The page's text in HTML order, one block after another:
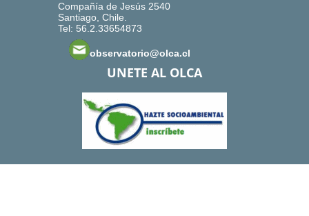
Compañía de Jesús 2540
Santiago, Chile.
Tel: 56.2.33654873
observatorio@olca.cl
UNETE AL OLCA